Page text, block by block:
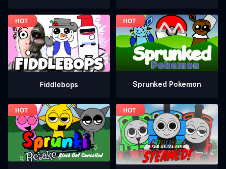
Fiddlebops Sprunked Pokemon